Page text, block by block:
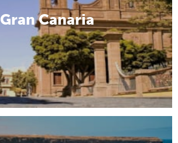
Gran Canaria